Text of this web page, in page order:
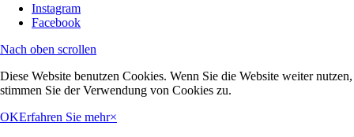
Instagram
Facebook
Nach oben scrollen
Diese Website benutzen Cookies. Wenn Sie die Website weiter nutzen,
stimmen Sie der Verwendung von Cookies zu.
OKErfahren Sie mehr×